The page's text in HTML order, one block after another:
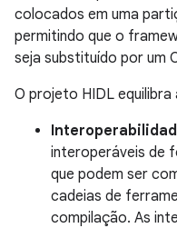
colocados em uma
permitindo que o
seja substituído por um
O projeto HIDL
interoperáveis ​​de
que podem ser
cadeias de
compilação. As